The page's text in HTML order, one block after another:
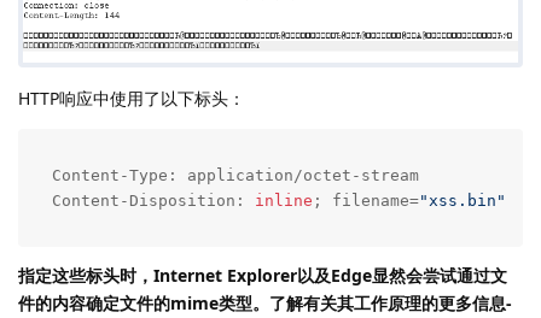
HTTP响应中使用了以下标头：
Content-Type: application/octet-stream
Content-Disposition: inline ; filename="xss.bin"
指定这些标头时，Internet Explorer以及Edge显然会尝试通过文
件的内容确定文件的mime类型。了解有关其工作原理的更多信息-